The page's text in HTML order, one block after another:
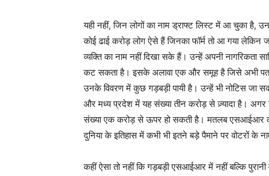
यही नहीं, जिन लोगों का नाम ड्राफ्ट लिस्ट में आ चुका
कोई ढाई करोड़ लोग ऐसे हैं जिनका फॉर्म तो आ गया
व्यक्ति का नाम नहीं दिखा सके हैं। उन्हें अपनी नागरिकता
कट सकता है। इसके अलावा एक और समूह है जिसे अभी
उनके विवरण में कुछ गड़बड़ी पायी है। उन्हें भी नोटिस जा
और मध्य प्रदेश में यह संख्या तीन करोड़ से ज़्यादा है। अगर
संख्या एक करोड़ से ऊपर हो सकती है। मतलब एसआईआर
दुनिया के इतिहास में कभी भी इतने बड़े पैमाने पर वोटरों के
कहीं ऐसा तो नहीं कि गड़बड़ी एसआईआर में नहीं बल्कि